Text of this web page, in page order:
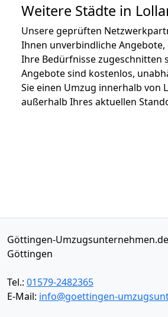
Weitere Städte in
Unsere geprüften
Ihnen unverbindliche Angebote,
Ihre Bedürfnisse zugeschnitten
Angebote sind kostenlos,
Sie einen Umzug innerhalb von
außerhalb Ihres aktuellen
Göttingen-Umzugsunternehmen.de
Göttingen
Tel.: 01579-2482365
E-Mail: info@goettingen-